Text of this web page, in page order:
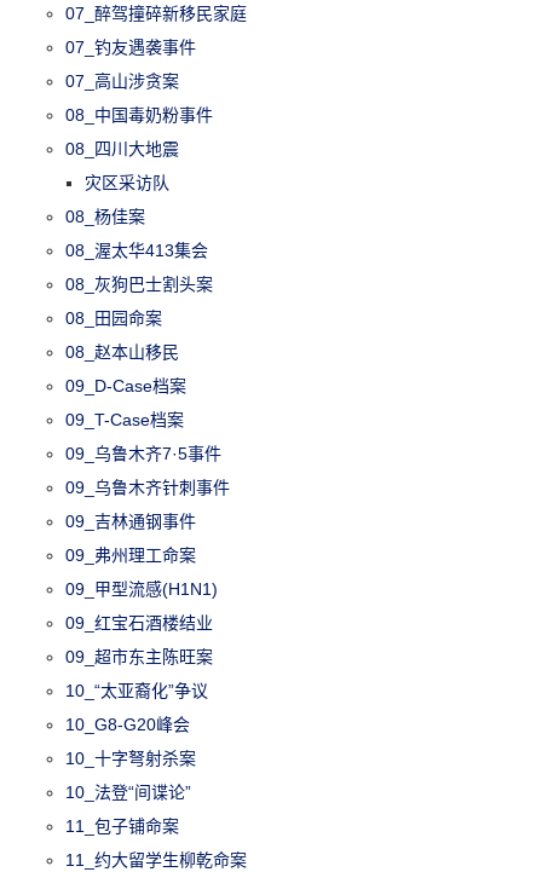
07_醉驾撞碎新移民家庭
07_钓友遇袭事件
07_高山涉贪案
08_中国毒奶粉事件
08_四川大地震
灾区采访队
08_杨佳案
08_渥太华413集会
08_灰狗巴士割头案
08_田园命案
08_赵本山移民
09_D-Case档案
09_T-Case档案
09_乌鲁木齐7·5事件
09_乌鲁木齐针刺事件
09_吉林通钢事件
09_弗州理工命案
09_甲型流感(H1N1)
09_红宝石酒楼结业
09_超市东主陈旺案
10_“太亚裔化”争议
10_G8-G20峰会
10_十字弩射杀案
10_法登“间谍论”
11_包子铺命案
11_约大留学生柳乾命案